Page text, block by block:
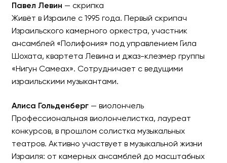
Павел Левин — скрипка
Живёт в Израиле с 1995 года. Первый скрипач
Израильского камерного оркестра, участник
ансамблей «Полифония» под управлением Гила
Шохата, квартета Левина и джаз-клезмер группы
«Нигун Самеах». Сотрудничает с ведущими
израильскими музыкантами.
Алиса Гольденберг— виолончель
Профессиональная виолончелистка, лауреат
конкурсов, в прошлом солистка музыкальных
театров. Активно участвует в музыкальной жизни
Израиля: от камерных ансамблей до масштабных